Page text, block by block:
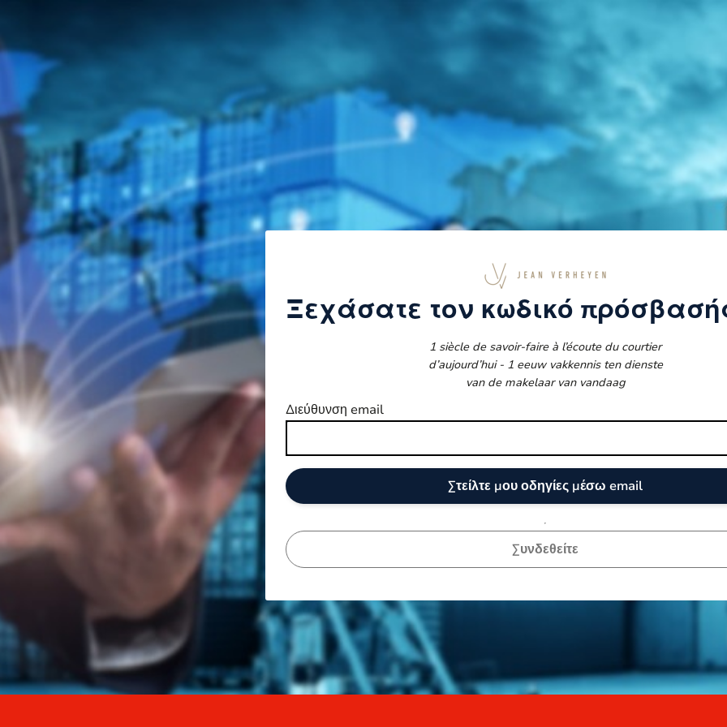
Ξεχάσατε τον κωδικό
1 siècle de savoir-faire à l’écoute du courtier
d’aujourd’hui - 1 eeuw vakkennis ten dienste
van de makelaar van vandaag
Διεύθυνση email
Συνδεθείτε